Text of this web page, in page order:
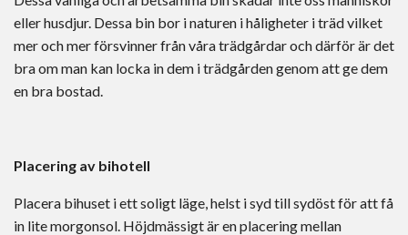
eller husdjur. Dessa bin bor i naturen i håligheter i träd vilket
mer och mer försvinner från våra trädgårdar och därför är det
bra om man kan locka in dem i trädgården genom att ge dem
en bra bostad.
Placering av bihotell
Placera bihuset i ett soligt läge, helst i syd till sydöst för att få
in lite morgonsol. Höjdmässigt är en placering mellan